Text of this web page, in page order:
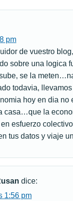
pm
de vuestro
sobre una logica
se la
todavia,
hoy en dia
casa…que la
esfuerzo
tus datos y viaje
dice:
1:56 pm